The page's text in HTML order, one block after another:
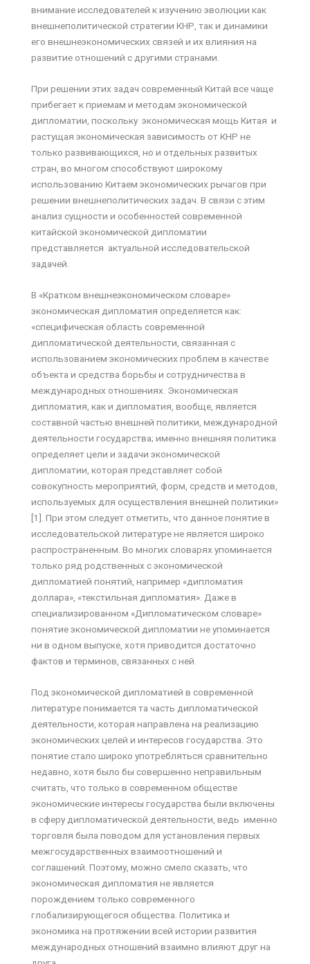
внимание исследователей к изучению эволюции как
внешнеполитической стратегии КНР, так и динамики
его внешнеэкономических связей и их влияния на
развитие отношений с другими странами.
При решении этих задач современный Китай все чаще
прибегает к приемам и методам экономической
дипломатии, поскольку экономическая мощь Китая и
растущая экономическая зависимость от КНР не
только развивающихся, но и отдельных развитых
стран, во многом способствуют широкому
использованию Китаем экономических рычагов при
решении внешнеполитических задач. В связи с этим
анализ сущности и особенностей современной
китайской экономической дипломатии
представляется актуальной исследовательской
задачей.
В «Кратком внешнеэкономическом словаре»
экономическая дипломатия определяется как:
«специфическая область современной
дипломатической деятельности, связанная с
использованием экономических проблем в качестве
объекта и средства борьбы и сотрудничества в
международных отношениях. Экономическая
дипломатия, как и дипломатия, вообще, является
составной частью внешней политики, международной
деятельности государства; именно внешняя политика
определяет цели и задачи экономической
дипломатии, которая представляет собой
совокупность мероприятий, форм, средств и методов,
используемых для осуществления внешней политики»
[1]. При этом следует отметить, что данное понятие в
исследовательской литературе не является широко
распространенным. Во многих словарях упоминается
только ряд родственных с экономической
дипломатией понятий, например «дипломатия
доллара», «текстильная дипломатия». Даже в
специализированном «Дипломатическом словаре»
понятие экономической дипломатии не упоминается
ни в одном выпуске, хотя приводится достаточно
фактов и терминов, связанных с ней.
Под экономической дипломатией в современной
литературе понимается та часть дипломатической
деятельности, которая направлена на реализацию
экономических целей и интересов государства. Это
понятие стало широко употребляться сравнительно
недавно, хотя было бы совершенно неправильным
считать, что только в современном обществе
экономические интересы государства были включены
в сферу дипломатической деятельности, ведь именно
торговля была поводом для установления первых
межгосударственных взаимоотношений и
соглашений. Поэтому, можно смело сказать, что
экономическая дипломатия не является
порождением только современного
глобализирующегося общества. Политика и
экономика на протяжении всей истории развития
международных отношений взаимно влияют друг на